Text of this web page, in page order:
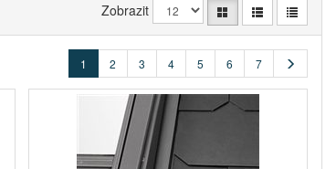
Zobrazit
1 2 3 4 5 6 7